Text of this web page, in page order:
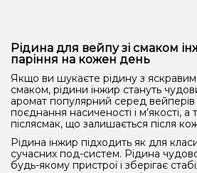
Рідина для вейпу зі смаком
паріння на кожен день
Якщо ви шукаєте рідину з яскравим
смаком, рідини інжир стануть
аромат популярний серед
поєднання насиченості і м’якості,
післясмак, що залишається після
Рідина інжир підходить як для
сучасних под-систем. Рідина
будь-якому пристрої і зберігає